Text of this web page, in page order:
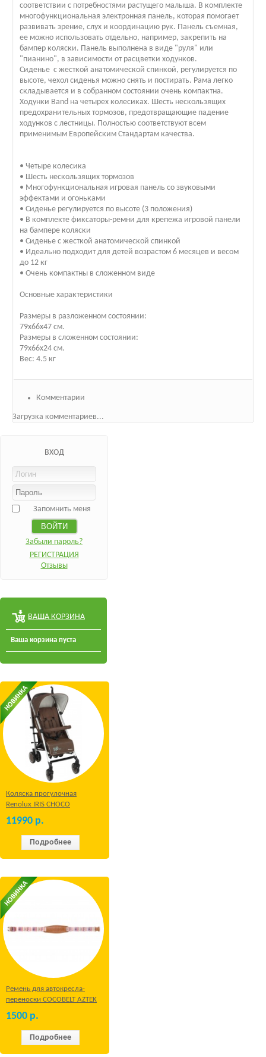
соответствии с потребностями растущего малыша. В комплекте
многофункциональная электронная панель, которая помогает
развивать зрение, слух и координацию рук. Панель съемная,
ее можно использовать отдельно, например, закрепить на
бампер коляски. Панель выполнена в виде "руля" или
"пианино", в зависимости от расцветки ходунков.
Сиденье с жесткой анатомической спинкой, регулируется по
высоте, чехол сиденья можно снять и постирать. Рама легко
складывается и в собранном состоянии очень компактна.
Ходунки Band на четырех колесиках. Шесть нескользящих
предохранительных тормозов, предотвращающие падение
ходунков с лестницы. Полностью соответствуют всем
применимым Европейским Стандартам качества.
• Четыре колесика
• Шесть нескользящих тормозов
• Многофункциональная игровая панель со звуковыми
эффектами и огоньками
• Сиденье регулируется по высоте (3 положения)
• В комплекте фиксаторы-ремни для крепежа игровой панели
на бампере коляски
• Сиденье с жесткой анатомической спинкой
• Идеально подходит для детей возрастом 6 месяцев и весом
до 12 кг
• Очень компактны в сложенном виде
Основные характеристики
Размеры в разложенном состоянии:
79х66х47 см.
Размеры в сложенном состоянии:
79х66х24 см.
Вес: 4.5 кг
Комментарии
Загрузка комментариев...
ВХОД
Запомнить меня
Забыли пароль?
РЕГИСТРАЦИЯ
Отзывы
ВАША КОРЗИНА
Ваша корзина пуста
Коляска прогулочная
Renolux IRIS CHOCO
11990 р.
Подробнее
Ремень для автокресла-
переноски COCOBELT AZTEK
1500 р.
Подробнее